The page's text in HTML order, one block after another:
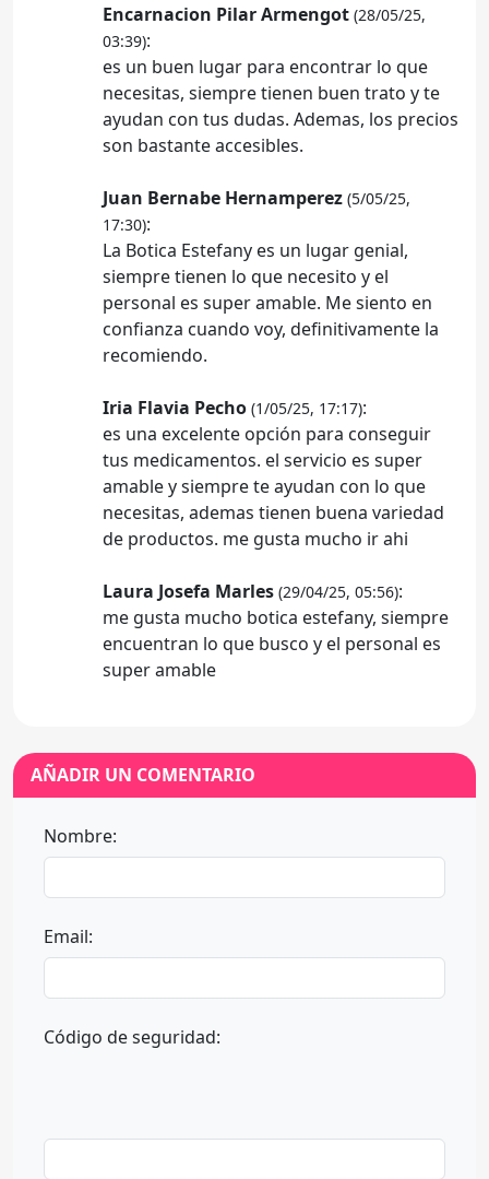
Encarnacion Pilar Armengot (28/05/25,
03:39):
es un buen lugar para encontrar lo que
necesitas, siempre tienen buen trato y te
ayudan con tus dudas. Ademas, los precios
son bastante accesibles.
Juan Bernabe Hernamperez (5/05/25,
17:30):
La Botica Estefany es un lugar genial,
siempre tienen lo que necesito y el
personal es super amable. Me siento en
confianza cuando voy, definitivamente la
recomiendo.
Iria Flavia Pecho (1/05/25, 17:17):
es una excelente opción para conseguir
tus medicamentos. el servicio es super
amable y siempre te ayudan con lo que
necesitas, ademas tienen buena variedad
de productos. me gusta mucho ir ahi
Laura Josefa Marles (29/04/25, 05:56):
me gusta mucho botica estefany, siempre
encuentran lo que busco y el personal es
super amable
AÑADIR UN COMENTARIO
Nombre:
Email:
Código de seguridad: